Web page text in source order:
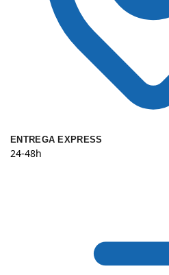
ENTREGA EXPRESS
24-48h